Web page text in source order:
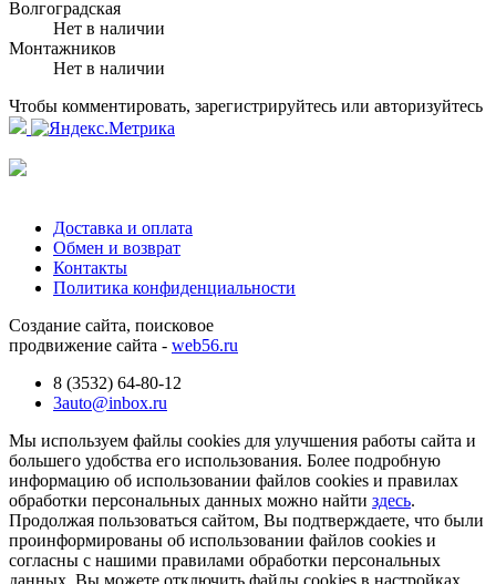
Волгоградская
Нет в наличии
Монтажников
Нет в наличии
Чтобы комментировать, зарегистрируйтесь или авторизуйтесь
Доставка и оплата
Обмен и возврат
Контакты
Политика конфиденциальности
Создание сайта, поисковое
продвижение сайта - web56.ru
8 (3532) 64-80-12
3auto@inbox.ru
Мы используем файлы cookies для улучшения работы сайта и
большего удобства его использования. Более подробную
информацию об использовании файлов cookies и правилах
обработки персональных данных можно найти здесь.
Продолжая пользоваться сайтом, Вы подтверждаете, что были
проинформированы об использовании файлов cookies и
согласны с нашими правилами обработки персональных
данных. Вы можете отключить файлы cookies в настройках